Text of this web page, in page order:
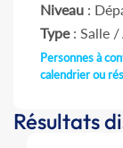
Niveau :
Type: Salle /
Personnes à
calendrier ou
Résultats